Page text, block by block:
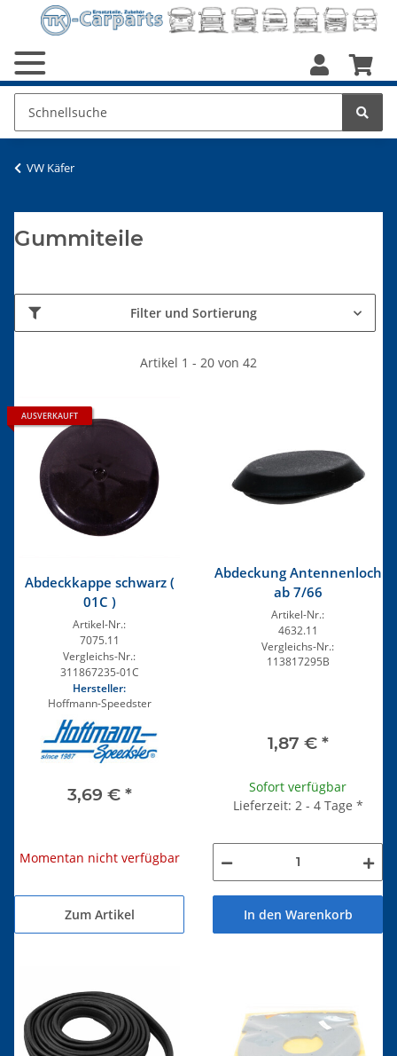
VW Käfer
Gummiteile
Filter und Sortierung
Artikel 1 - 20 von 42
AUSVERKAUFT
Abdeckkappe schwarz (
01C )
Artikel-Nr.:
7075.11
Vergleichs-Nr.:
311867235-01C
Hersteller:
Hoffmann-Speedster
3,69 € *
Momentan nicht verfügbar
Zum Artikel
Abdeckung Antennenloch
ab 7/66
Artikel-Nr.:
4632.11
Vergleichs-Nr.:
113817295B
1,87 € *
Sofort verfügbar
Lieferzeit: 2 - 4 Tage *
In den Warenkorb